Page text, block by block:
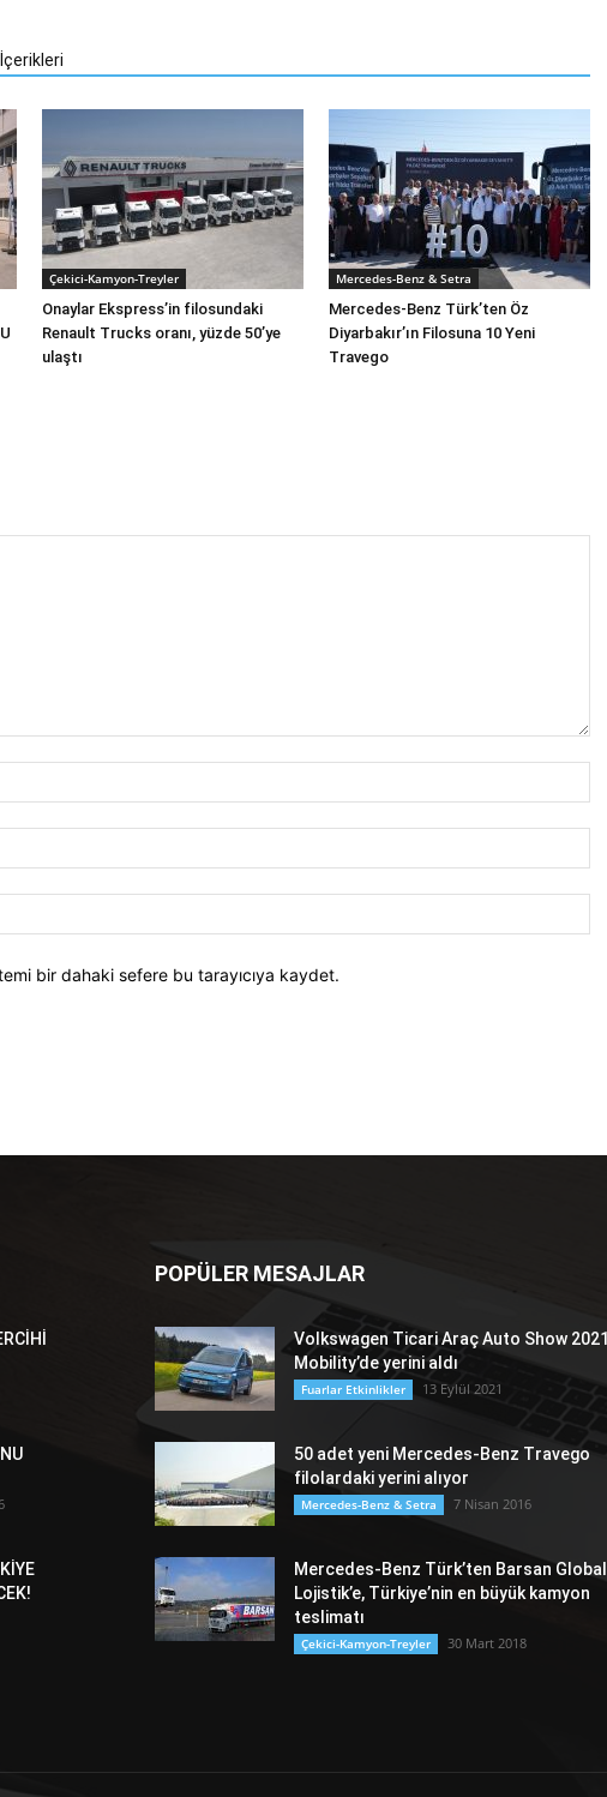
Çekici-Kamyon-Treyler
Onaylar Ekspress’in filosundaki
Renault Trucks oranı, yüzde 50’ye
ulaştı
Mercedes-Benz & Setra
Mercedes-Benz Türk’ten Öz
Diyarbakır’ın Filosuna 10 Yeni
Travego
bir dahaki sefere bu tarayıcıya kaydet.
POPÜLER MESAJLAR
Volkswagen Ticari Araç Auto Show 2021
Mobility’de yerini aldı
Fuarlar Etkinlikler 13 Eylül 2021
50 adet yeni Mercedes-Benz Travego
filolardaki yerini alıyor
Mercedes-Benz & Setra 7 Nisan 2016
Mercedes-Benz Türk’ten Barsan Global
Lojistik’e, Türkiye’nin en büyük kamyon
teslimatı
Çekici-Kamyon-Treyler 30 Mart 2018